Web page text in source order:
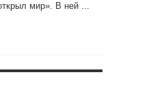
мир». В ней ...